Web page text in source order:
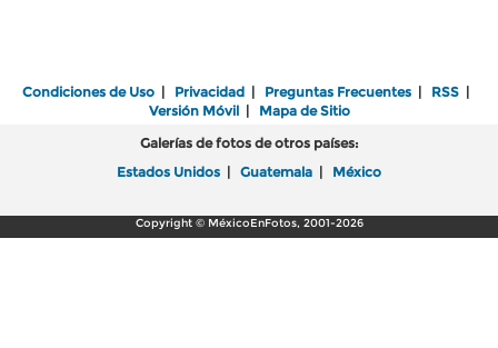
Condiciones de Uso | Privacidad | Preguntas Frecuentes | RSS |
Versión Móvil| Mapa de Sitio
Galerías de fotos de otros países:
Estados Unidos | Guatemala | México
Copyright © MéxicoEnFotos, 2001-2026